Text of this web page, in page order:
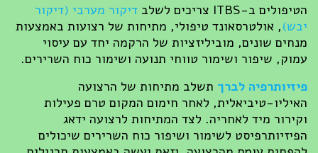
הטיפולים ב-ITBS צריכים לשלב
דיקור מערבי (דיקור
יבש), אולטרסאונד טיפולי, מתיחות של רצועות באמצעות
מנחים שונים, מוביליזציות של הרקמה יחד עם עיסוי
עמוק, שיפור ושימור טווחי תנועה ושימור כוח השרירים.
פיזיותרפיה לברךתשלב מתיחות של הרצועה
האיליו-טיביאלית, לאחר חימום המקום טרם פעילות
וקירור מיד לאחריה. לצד המתיחות לרצועה ידאג
הפיזיותרפיסט לשימור ושיפור כוח השרירים שיכולים